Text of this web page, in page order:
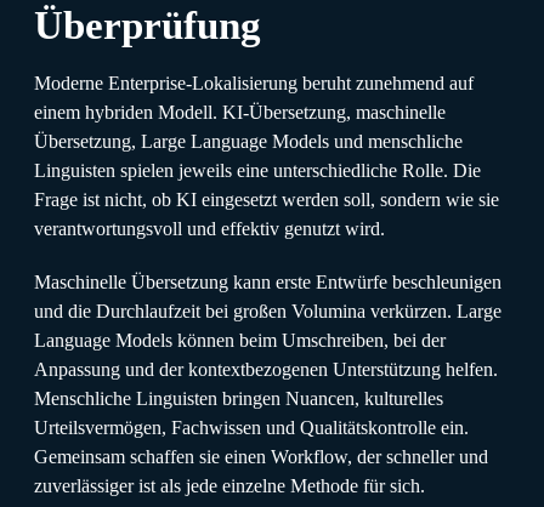
Überprüfung
Moderne Enterprise-Lokalisierung beruht zunehmend auf
einem hybriden Modell. KI-Übersetzung, maschinelle
Übersetzung, Large Language Models und menschliche
Linguisten spielen jeweils eine unterschiedliche Rolle. Die
Frage ist nicht, ob KI eingesetzt werden soll, sondern wie sie
verantwortungsvoll und effektiv genutzt wird.
Maschinelle Übersetzung kann erste Entwürfe beschleunigen
und die Durchlaufzeit bei großen Volumina verkürzen. Large
Language Models können beim Umschreiben, bei der
Anpassung und der kontextbezogenen Unterstützung helfen.
Menschliche Linguisten bringen Nuancen, kulturelles
Urteilsvermögen, Fachwissen und Qualitätskontrolle ein.
Gemeinsam schaffen sie einen Workflow, der schneller und
zuverlässiger ist als jede einzelne Methode für sich.